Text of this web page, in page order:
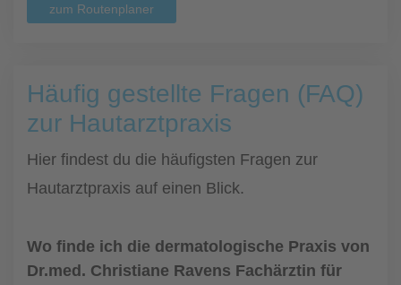
zum Routenplaner
Häufig gestellte Fragen (FAQ)
zur Hautarztpraxis
Hier findest du die häufigsten Fragen zur
Hautarztpraxis auf einen Blick.
Wo finde ich die dermatologische Praxis von
Dr.med. Christiane Ravens Fachärztin für